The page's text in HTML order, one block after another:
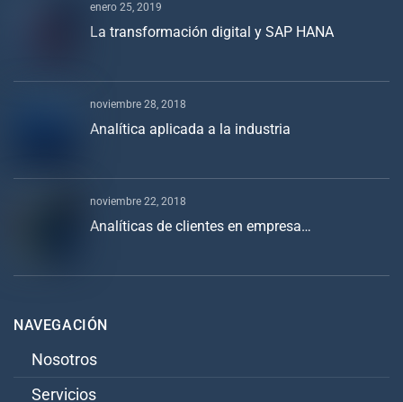
enero 25, 2019
La transformación digital y SAP HANA
noviembre 28, 2018
Analítica aplicada a la industria
noviembre 22, 2018
Analíticas de clientes en empresa…
NAVEGACIÓN
Nosotros
Servicios